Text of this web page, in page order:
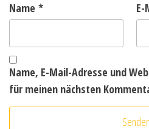
Name * E-
Name, E-Mail-Adresse und
für meinen nächsten